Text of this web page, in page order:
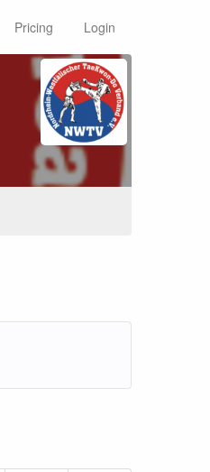
Pricing Login